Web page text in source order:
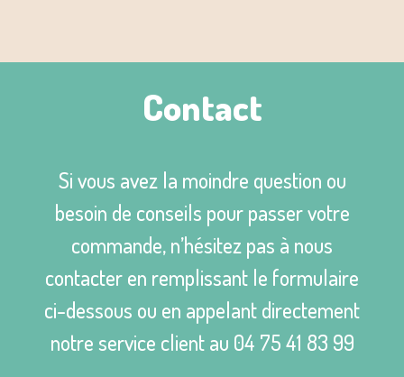
Contact
Si vous avez la moindre question ou
besoin de conseils pour passer votre
commande, n’hésitez pas à nous
contacter en remplissant le formulaire
ci-dessous ou en appelant directement
notre service client au 04 75 41 83 99